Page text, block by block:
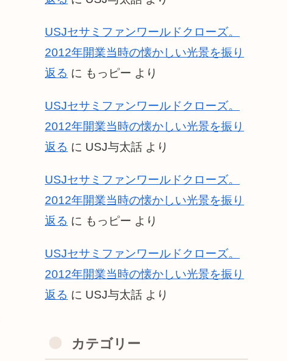
USJセサミファンワールドクローズ。
2012年開業当時の懐かしい光景を振り
返る に もっピー より
USJセサミファンワールドクローズ。
2012年開業当時の懐かしい光景を振り
返る に USJ与太話 より
USJセサミファンワールドクローズ。
2012年開業当時の懐かしい光景を振り
返る に もっピー より
USJセサミファンワールドクローズ。
2012年開業当時の懐かしい光景を振り
返る に USJ与太話 より
カテゴリー